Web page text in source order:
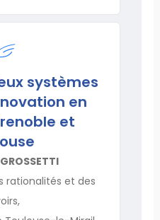
systèmes
en
et
rationalités et des